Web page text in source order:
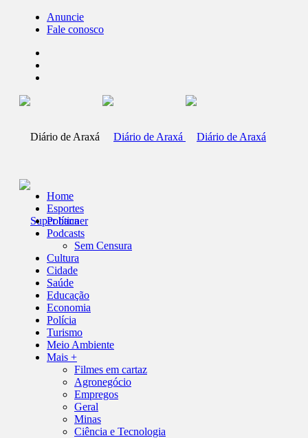
Anuncie
Fale conosco
Home
Esportes
Política
Podcasts
Sem Censura
Cultura
Cidade
Saúde
Educação
Economia
Polícia
Turismo
Meio Ambiente
Mais +
Filmes em cartaz
Agronegócio
Empregos
Geral
Minas
Ciência e Tecnologia